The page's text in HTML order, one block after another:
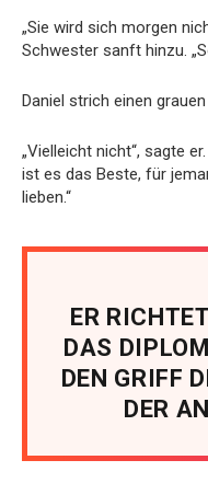
„Sie wird sich morgen
Schwester sanft hinzu.
Daniel strich einen
„Vielleicht nicht“, sagte
ist es das Beste, für
lieben.“
ER
DAS
DEN GRIFF
DER